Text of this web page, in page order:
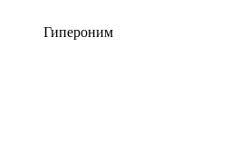
Гипероним